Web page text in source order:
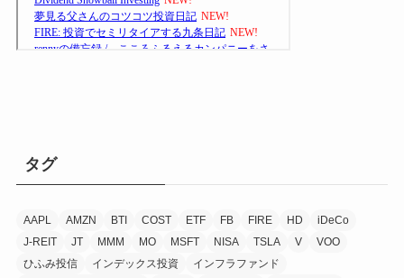
タグ
AAPL AMZN BTI COST ETF FB FIRE HD
iDeCo
J-REIT
JT MMM MO MSFT NISA TSLA V
VOO
ひふみ投信
インデックス投資
インフラファンド